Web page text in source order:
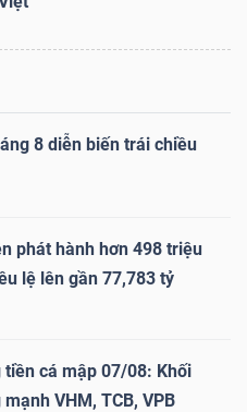
8 diễn biến trái chiều
phát hành hơn 498 triệu
lệ lên gần 77,783 tỷ
tiền cá mập 07/08: Khối
VHM, TCB, VPB